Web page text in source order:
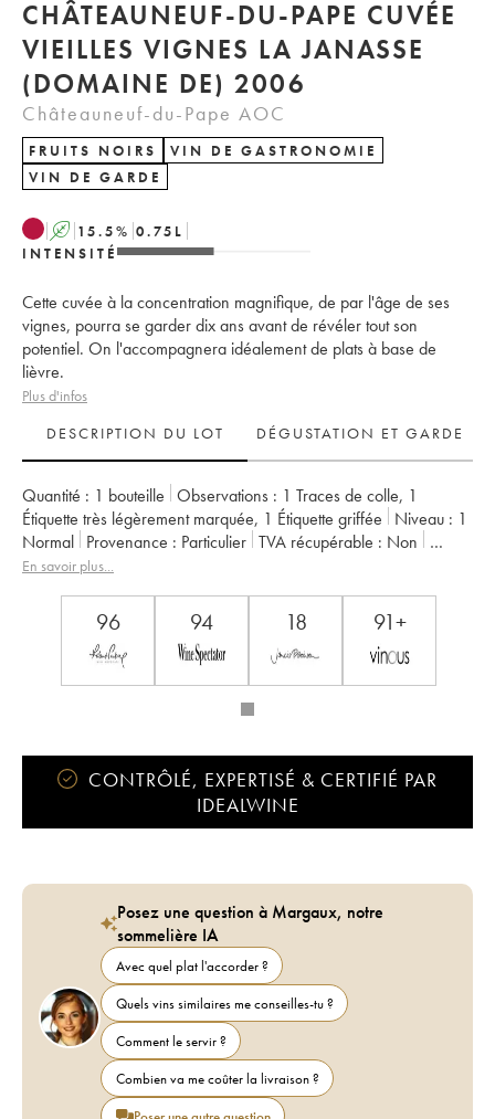
CHÂTEAUNEUF-DU-PAPE CUVÉE
VIEILLES VIGNES LA JANASSE
(DOMAINE DE) 2006
Châteauneuf-du-Pape AOC
FRUITS NOIRS
VIN DE GASTRONOMIE
VIN DE GARDE
A 15.5% 0.75 L
INTENSITÉ
Cette cuvée à la concentration magnifique, de par l'âge de ses
vignes, pourra se garder dix ans avant de révéler tout son
potentiel. On l'accompagnera idéalement de plats à base de
lièvre.
Plus d'infos
DESCRIPTION DU LOT
DÉGUSTATION ET GARDE
Quantité : 1 bouteille Observations : 1 Traces de colle, 1
Étiquette très légèrement marquée, 1 Étiquette griffée Niveau : 1
Normal
Provenance : particulier TVA récupérable :
non
Région :
Vallée du Rhône
En savoir plus...
96 94 18 91+
CONTRÔLÉ, EXPERTISÉ & CERTIFIÉ PAR
IDEALWINE
Posez une question à Margaux, notre
sommelière IA
Avec quel plat l'accorder ?
Quels vins similaires me conseilles-tu ?
Comment le servir ?
Combien va me coûter la livraison ?